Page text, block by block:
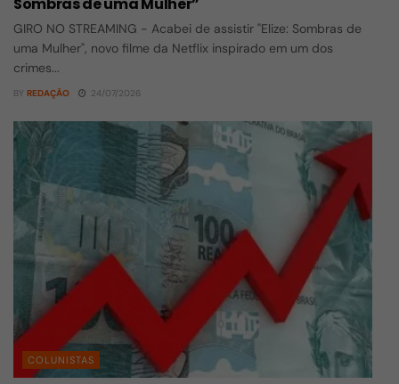
GIRO NO STREAMING - Acabei de assistir "Elize: Sombras de
uma Mulher", novo filme da Netflix inspirado em um dos
crimes...
BY REDAÇÃO 24/07/2026
COLUNISTAS